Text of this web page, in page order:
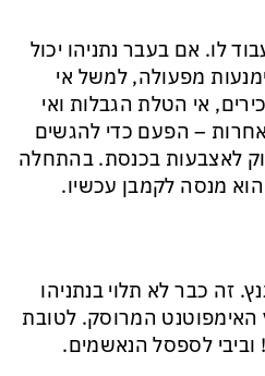
לו. אם בעבר נתניהו יכול
מפעולה, למשל אי
אי הטלת הגבלות ואי
– הפעם כדי להגשים
לאצבעות בכנסת. בהתחלה
זה כבר לא תלוי בנתניהו
האימפוטנט המרוסק. לטובת
וביבי לספסל הנאשמים.